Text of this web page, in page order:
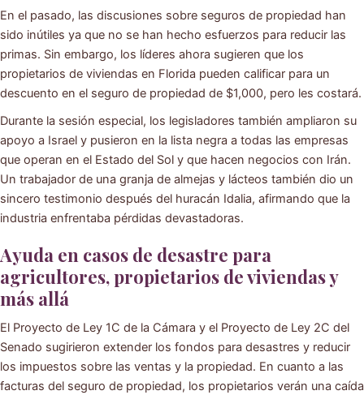
En el pasado, las discusiones sobre seguros de propiedad han
sido inútiles ya que no se han hecho esfuerzos para reducir las
primas. Sin embargo, los líderes ahora sugieren que los
propietarios de viviendas en Florida pueden calificar para un
descuento en el seguro de propiedad de $1,000, pero les costará.
Durante la sesión especial, los legisladores también ampliaron su
apoyo a Israel y pusieron en la lista negra a todas las empresas
que operan en el Estado del Sol y que hacen negocios con Irán.
Un trabajador de una granja de almejas y lácteos también dio un
sincero testimonio después del huracán Idalia, afirmando que la
industria enfrentaba pérdidas devastadoras.
Ayuda en casos de desastre para
agricultores, propietarios de viviendas y
más allá
El Proyecto de Ley 1C de la Cámara y el Proyecto de Ley 2C del
Senado sugirieron extender los fondos para desastres y reducir
los impuestos sobre las ventas y la propiedad. En cuanto a las
facturas del seguro de propiedad, los propietarios verán una caída